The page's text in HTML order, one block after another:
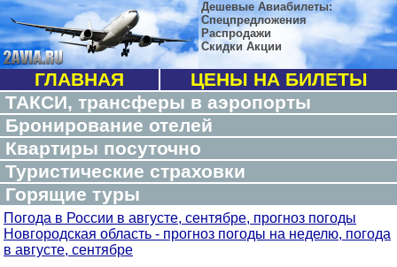
Дешевые Авиабилеты:
Спецпредложения
Распродажи
Скидки Акции
ГЛАВНАЯ
ЦЕНЫ НА БИЛЕТЫ
ТАКСИ, трансферы в аэропорты
Бронирование отелей
Квартиры посуточно
Туристические страховки
Горящие туры
Погода в России в августе, сентябре, прогноз погоды
Новгородская область - прогноз погоды на неделю, погода
в августе, сентябре